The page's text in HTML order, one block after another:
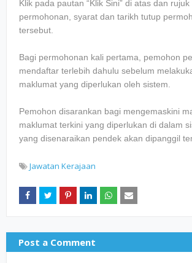
Klik pada pautan “Klik Sini” di atas dan
permohonan, syarat dan tarikh tutup
tersebut.
Bagi permohonan kali pertama, pemohon
mendaftar terlebih dahulu sebelum
maklumat yang diperlukan oleh sistem.
Pemohon disarankan bagi mengemaskini
maklumat terkini yang diperlukan di dalam
yang disenaraikan pendek akan dipanggil
Jawatan Kerajaan
Post a Comment